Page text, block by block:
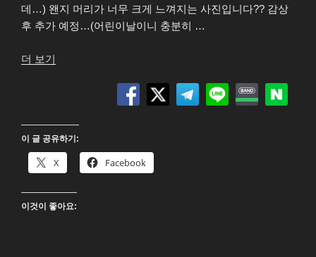
데…) 왠지 머리가 너무 크게 느껴지는 사진입니다?? 감상
후 추가 예정…(어린이날이니 충분히 …
더 보기
Reacher)
UHD
4K
Blu-
ray”
이 글 공유하기:
X Facebook
이것이 좋아요: